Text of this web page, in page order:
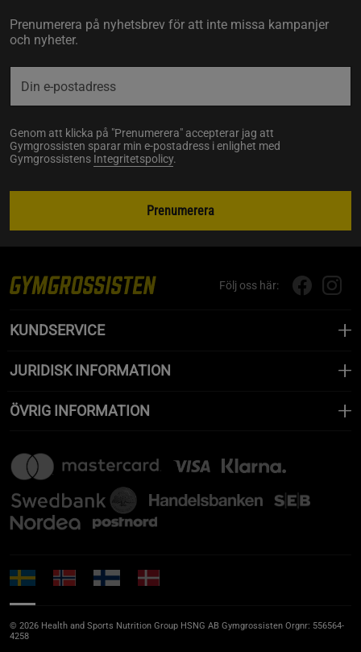
Prenumerera på nyhetsbrev för att inte missa kampanjer
och nyheter.
Genom att klicka på "Prenumerera" accepterar jag att
Gymgrossisten sparar min e-postadress i enlighet med
Gymgrossistens Integritetspolicy.
Prenumerera
Följ oss här:
KUNDSERVICE
JURIDISK INFORMATION
ÖVRIG INFORMATION
© 2026 Health and Sports Nutrition Group HSNG AB Gymgrossisten Orgnr: 556564-
4258